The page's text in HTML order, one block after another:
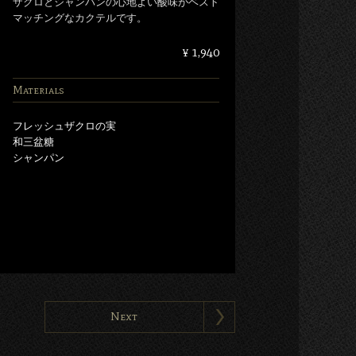
マッチングなカクテルです。
¥ 1,940
Materials
フレッシュザクロの実
和三盆糖
シャンパン
Next